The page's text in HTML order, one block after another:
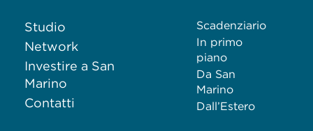
Studio
Network
Investire a San
Marino
Contatti
Scadenziario
In primo
piano
Da San
Marino
Dall’Estero